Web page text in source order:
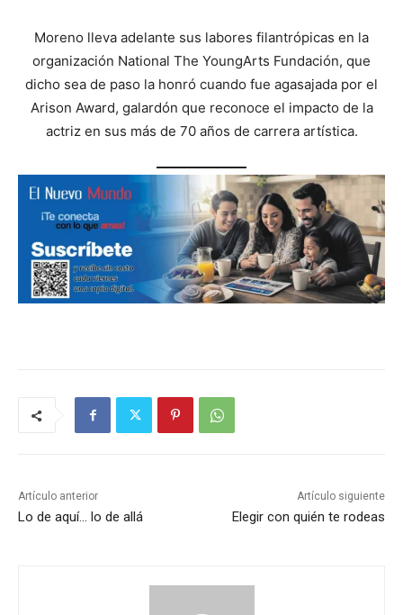
Moreno lleva adelante sus labores filantrópicas en la
organización National The YoungArts Fundación, que
dicho sea de paso la honró cuando fue agasajada por el
Arison Award, galardón que reconoce el impacto de la
actriz en sus más de 70 años de carrera artística.
Artículo anterior
Lo de aquí… lo de allá
Artículo siguiente
Elegir con quién te rodeas